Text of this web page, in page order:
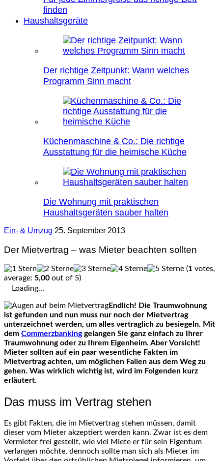
finden
Haushaltsgeräte
Der richtige Zeitpunkt: Wann welches
Programm Sinn macht
Küchenmaschine & Co.: Die richtige
Ausstattung für die heimische Küche
Die Wohnung mit praktischen
Haushaltsgeräten sauber halten
Ein- & Umzug 25. September 2013
Der Mietvertrag – was Mieter beachten sollten
(1 votes,
average: 5,00 out of 5)
Loading...
Endlich! Die Traumwohnung
ist gefunden und nun muss nur noch der Mietvertrag
unterzeichnet werden, um alles vertraglich zu besiegeln. Mit
dem Commerzbankinggelangen Sie ganz einfach zu Ihrer
Traumwohnung oder zu Ihrem Eigenheim. Aber Vorsicht!
Mieter sollten auf ein paar wesentliche Fakten im
Mietvertrag achten, um möglichen Fallen aus dem Weg zu
gehen. Was wirklich wichtig ist, wird im Folgenden kurz
erläutert.
Das muss im Vertrag stehen
Es gibt Fakten, die im Mietvertrag stehen müssen, damit
dieser vom Mieter akzeptiert werden kann. Zwar ist es dem
Vermieter frei gestellt, wie viel Miete er für sein Eigentum
verlangen möchte, dennoch sollte man sich als Mieter im